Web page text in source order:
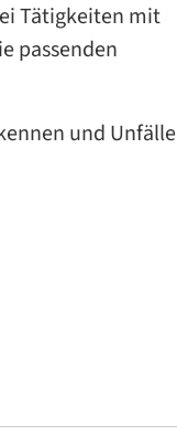
Tätigkeiten mit
passenden
und Unfälle